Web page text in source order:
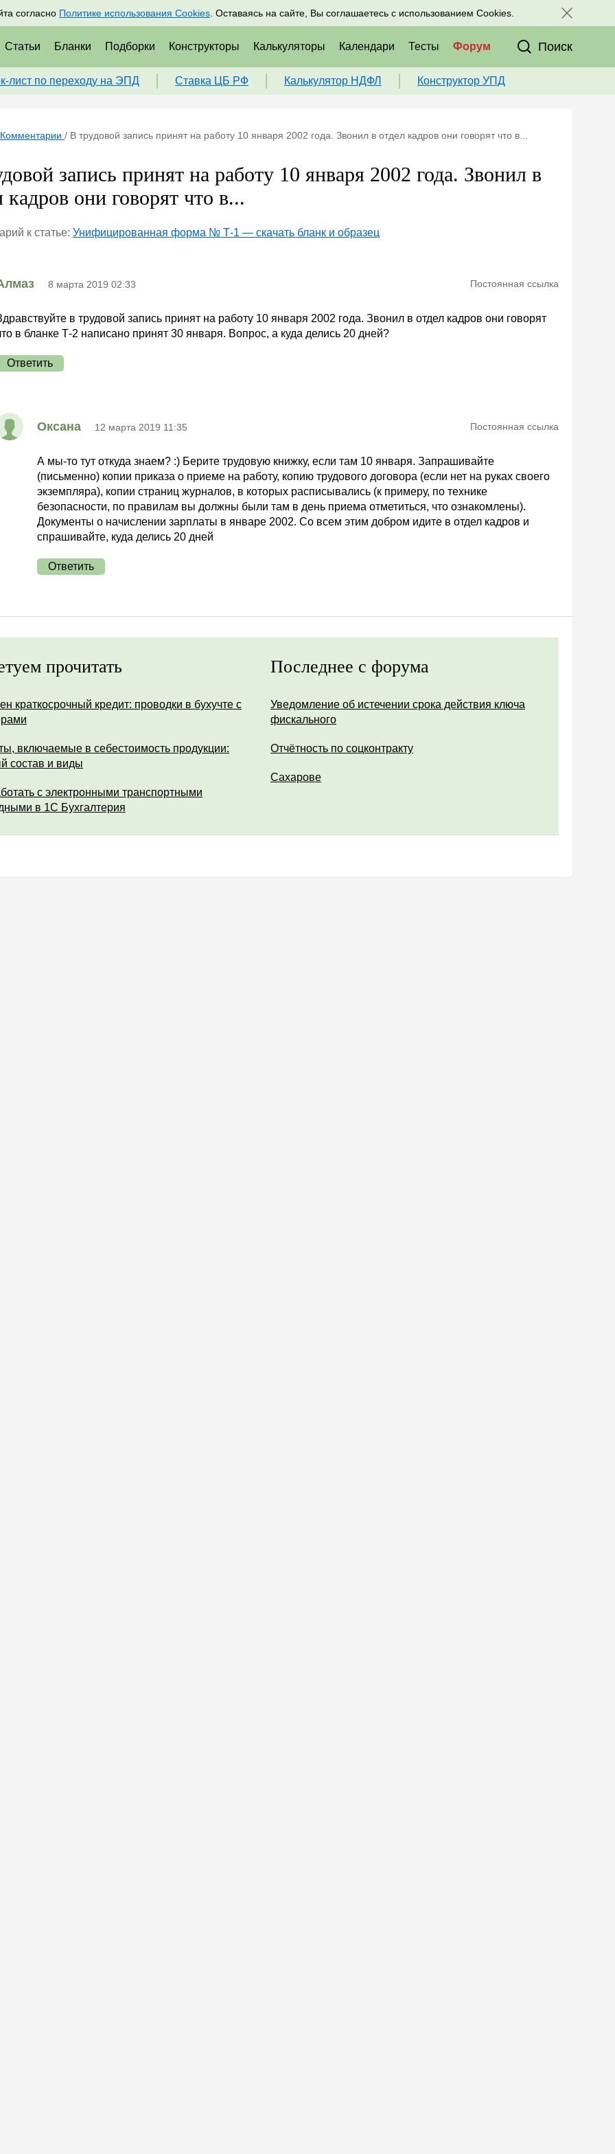
согласно Политике использования Cookies . Оставаясь на сайте, Вы соглашаетесь с использованием Cookies.
Подписаться Присоединяйтесь к нам в соц. сетях:
Статьи Бланки Подборки Конструкторы Калькуляторы Календари Тесты Форум Поиск
лист по переходу на ЭПД Ставка ЦБ РФ Калькулятор НДФЛ Конструктор УПД
Комментарии / В трудовой запись принят на работу 10 января 2002 года. Звонил в отдел кадров они говорят что в...
запись принят на работу 10 января 2002 года. Звонил в
кадров они говорят что в...
к статье: Унифицированная форма № Т-1 — скачать бланк и образец
8 марта 2019 02:33 Постоянная ссылка
в трудовой запись принят на работу 10 января 2002 года. Звонил в отдел кадров они говорят
в бланке Т-2 написано принят 30 января. Вопрос, а куда делись 20 дней?
Ответить
Оксана 12 марта 2019 11:35 Постоянная ссылка
А мы-то тут откуда знаем? :) Берите трудовую книжку, если там 10 января. Запрашивайте
(письменно) копии приказа о приеме на работу, копию трудового договора (если нет на руках своего
экземпляра), копии страниц журналов, в которых расписывались (к примеру, по технике
безопасности, по правилам вы должны были там в день приема отметиться, что ознакомлены).
Документы о начислении зарплаты в январе 2002. Со всем этим добром идите в отдел кадров и
спрашивайте, куда делись 20 дней
Ответить
прочитать
краткосрочный кредит: проводки в бухучте с
включаемые в себестоимость продукции:
состав и виды
с электронными транспортными
в 1С Бухгалтерия
Последнее с форума
Уведомление об истечении срока действия ключа
фискального
Отчётность по соцконтракту
Сахарове